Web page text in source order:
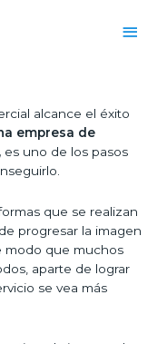
alcance el éxito
empresa de
es uno de los pasos
que se realizan
progresar la imagen
modo que muchos
aparte de lograr
se vea más